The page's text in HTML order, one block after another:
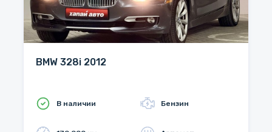
BMW 328i 2012
В наличии Бензин